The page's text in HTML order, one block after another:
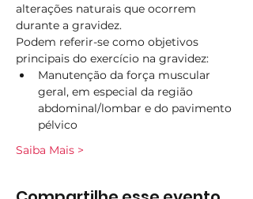
alterações naturais que ocorrem
durante a gravidez.
Podem referir-se como objetivos
principais do exercício na gravidez:
Manutenção da força muscular
geral, em especial da região
abdominal/lombar e do pavimento
pélvico
Saiba Mais >